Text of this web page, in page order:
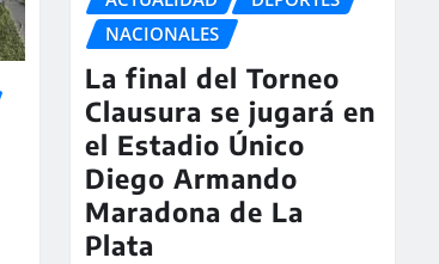
NACIONALES
La final del Torneo
Clausura se jugará en
el Estadio Único
Diego Armando
Maradona de La
Plata